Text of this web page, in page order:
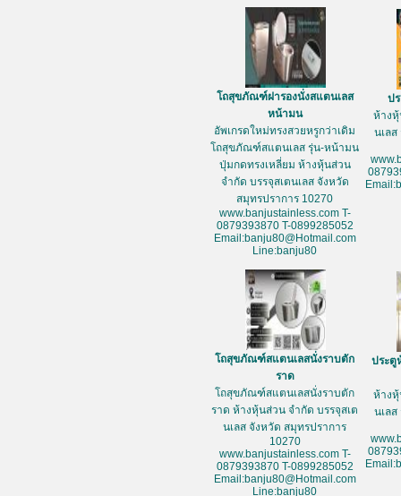
โถสุขภัณฑ์ฝารองนั่งสแตนเลส
หน้ามน
อัพเกรดใหม่ทรงสวยหรูกว่าเดิม
โถสุขภัณฑ์สแตนเลส รุ่น-หน้ามน
ปุ่มกดทรงเหลี่ยม ห้างหุ้นส่วน
จำกัด บรรจุสเตนเลส จังหวัด
สมุทรปราการ 10270
www.banjustainless.com T-
0879393870 T-0899285052
Email:banju80@Hotmail.com
Line:banju80
ป
ห้างหุ้
นเล
โถสุขภัณฑ์สแตนเลสนั่งราบตัก
ราด
โถสุขภัณฑ์สแตนเลสนั่งราบตัก
ราด ห้างหุ้นส่วน จำกัด บรรจุสเต
นเลส จังหวัด สมุทรปราการ
10270
www.banjustainless.com T-
0879393870 T-0899285052
Email:banju80@Hotmail.com
Line:banju80
ประตู
ห้างหุ้
นเล